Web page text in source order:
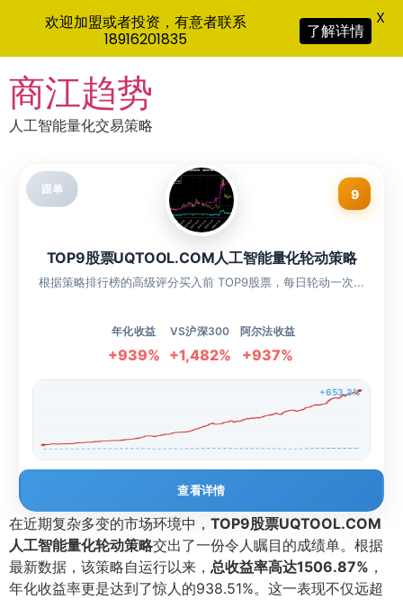
to
content
商江趋势
人工智能量化交易策略
跟单 9
TOP9股票UQTOOL.COM人工智能量化轮动策略
根据策略排行榜的高级评分买入前 TOP9股票，每日轮动一次...
年化收益
+939%
VS沪深300
+1,482%
阿尔法收益
+937%
+653.3%
查看详情
在近期复杂多变的市场环境中， TOP9股票UQTOOL.COM
人工智能量化轮动策略交出了一份令人瞩目的成绩单。根据
最新数据，该策略自运行以来， 总收益率高达1506.87% ，
年化收益率更是达到了惊人的938.51%。这一表现不仅远超
欢迎加盟或者投资，有意者联系
18916201835
了解详情
X